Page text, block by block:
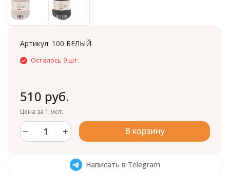
Артикул: 100 БЕЛЫЙ
Осталось 9 шт.
510 руб.
Цена за 1 мот.
В корзину
Написать в Telegram